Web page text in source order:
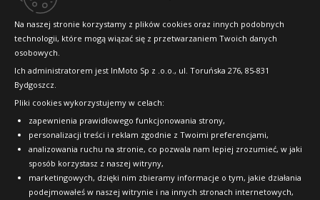
Na naszej stronie korzystamy z plików cookies oraz innych podobnych
technologii, które mogą wiązać się z przetwarzaniem Twoich danych
osobowych.
Ich administratorem jest InMoto Sp z .o.o., ul. Toruńska 276, 85-831
Bydgoszcz.
Pliki cookies wykorzystujemy w celach:
zapewnienia prawidłowego funkcjonowania strony,
personalizacji treści i reklam zgodnie z Twoimi preferencjami,
analizowania ruchu na stronie, co pozwala nam lepiej zrozumieć, w jaki
sposób korzystasz z naszej witryny,
marketingowych, dzięki nim zbieramy informacje o tym, jakie działania
podejmowałeś w naszej witrynie i na innych stronach internetowych,
Raty
FAQ
OFICJALNY PARTNER